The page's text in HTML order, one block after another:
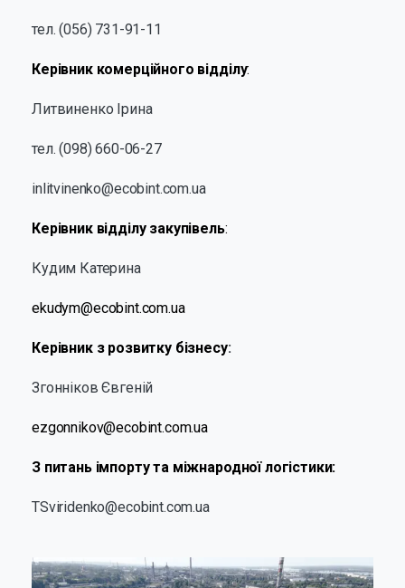
тел. (056) 731-91-11
Керівник комерційного відділу:
Литвиненко Ірина
тел. (098) 660-06-27
inlitvinenko@ecobint.com.ua
Керівник відділу закупівель:
Кудим Катерина
ekudym@ecobint.com.ua
Керівник з розвитку бізнесу:
Згонніков Євгеній
ezgonnikov@ecobint.com.ua
З питань імпорту та міжнародної логістики:
TSviridenko@ecobint.com.ua